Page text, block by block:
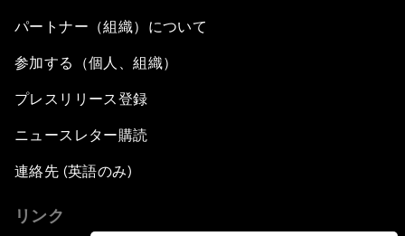
パートナー（組織）について
参加する（個人、組織）
プレスリリース登録
ニュースレター購読
連絡先 (英語のみ)
リンク